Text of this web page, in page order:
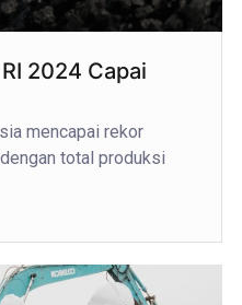
2024 Capai
mencapai rekor
total produksi